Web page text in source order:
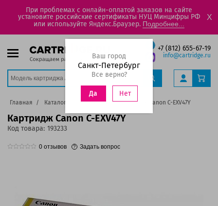
При проблемах с онлайн-оплатой заказов на сайте
установите российские сертификаты НУЦ Минцифры РФ
или используйте Яндекс.Браузер. Подробнее...
X
+7 (812) 655-67-19
info@cartridge.ru
Ваш город
Санкт-Петербург
Все верно?
Да Нет
Главная Каталог Картриджи Картридж Canon C-EXV47Y
Картридж Canon C-EXV47Y
Код товара: 193233
0 отзывов Задать вопрос